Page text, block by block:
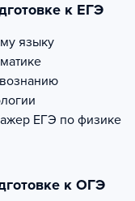
к ЕГЭ
языку
ЕГЭ по физике
к ОГЭ